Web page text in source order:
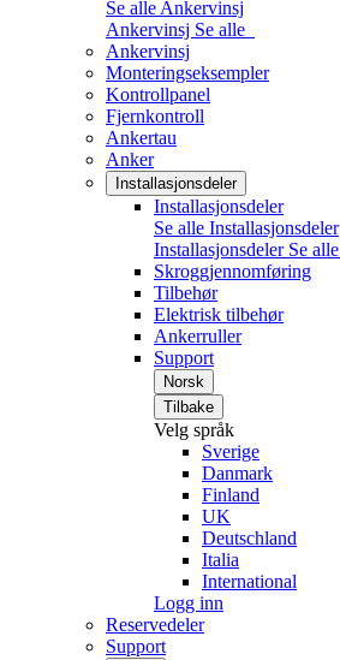
Se alle Ankervinsj
Ankervinsj Se alle
Ankervinsj
Monteringseksempler
Kontrollpanel
Fjernkontroll
Ankertau
Anker
Installasjonsdeler
Installasjonsdeler
Se alle Installasjonsdeler
Installasjonsdeler Se alle
Skroggjennomføring
Tilbehør
Elektrisk tilbehør
Ankerruller
Support
Norsk
Tilbake
Velg språk
Sverige
Danmark
Finland
UK
Deutschland
Italia
International
Logg inn
Reservedeler
Support